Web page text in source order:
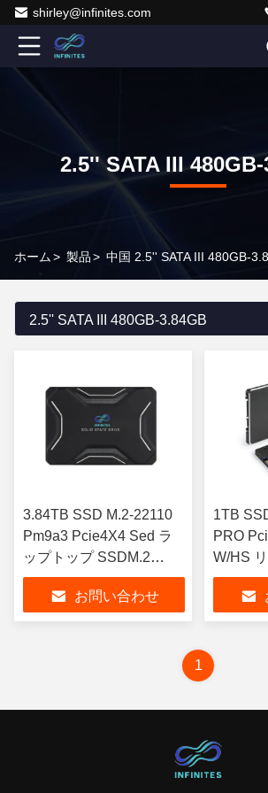
shirley@infinites.com
2.5'' SATA III
ホーム> 製品> 中国 2.5'' SATA III 480GB-
2.5'' SATA III 480GB-3.84GB
3.84TB SSD M.2-22110
Pm9a3 Pcie4X4 Sed ラ
ップトップ SSDM.2
Mz1l23t8hbla-00A07
お問い合わせ
1TB
PRO
W/HS
ステー
1